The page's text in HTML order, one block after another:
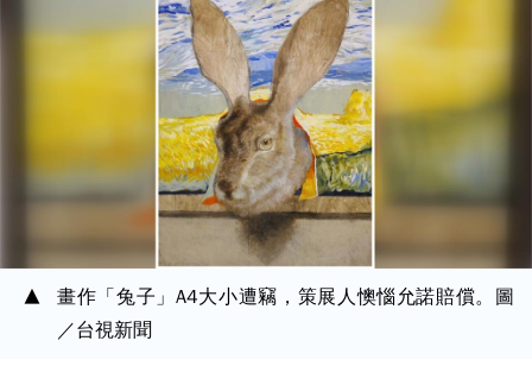
畫作「兔子」A4大小遭竊，策展人懊惱允諾賠償。圖
／台視新聞